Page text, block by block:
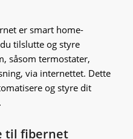
er smart home-
tilslutte og styre
såsom termostater,
via internettet. Dette
og styre dit
til fibernet